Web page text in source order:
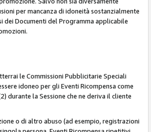
per mancanza di idoneità sostanzialmente
dei Documenti del Programma applicabile
le Commissioni Pubblicitarie Speciali
idoneo per gli Eventi Ricompensa come
durante la Sessione che ne deriva il cliente
o di altro abuso (ad esempio, registrazioni